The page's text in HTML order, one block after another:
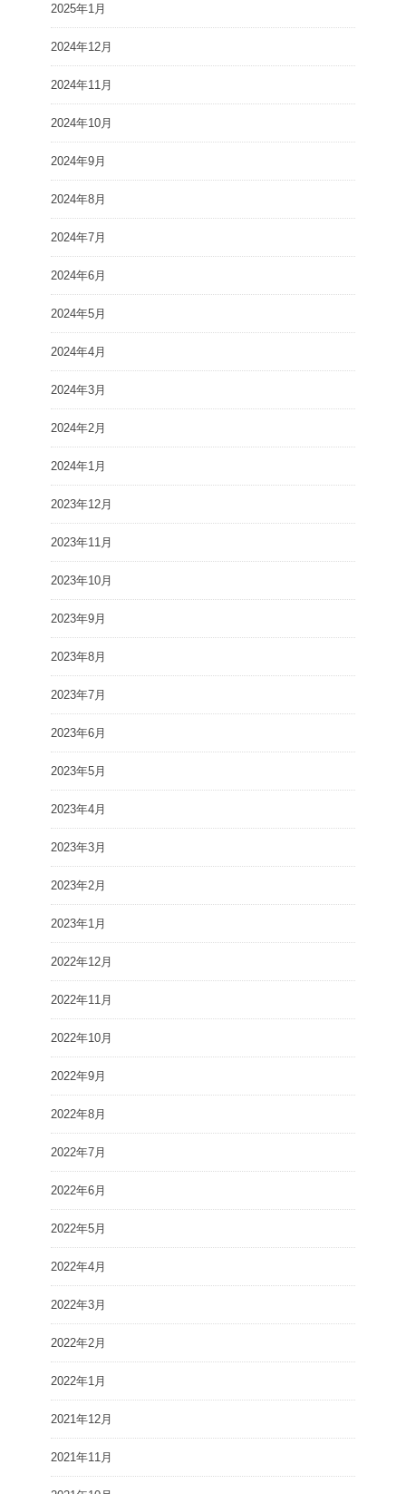
2025年1月
2024年12月
2024年11月
2024年10月
2024年9月
2024年8月
2024年7月
2024年6月
2024年5月
2024年4月
2024年3月
2024年2月
2024年1月
2023年12月
2023年11月
2023年10月
2023年9月
2023年8月
2023年7月
2023年6月
2023年5月
2023年4月
2023年3月
2023年2月
2023年1月
2022年12月
2022年11月
2022年10月
2022年9月
2022年8月
2022年7月
2022年6月
2022年5月
2022年4月
2022年3月
2022年2月
2022年1月
2021年12月
2021年11月